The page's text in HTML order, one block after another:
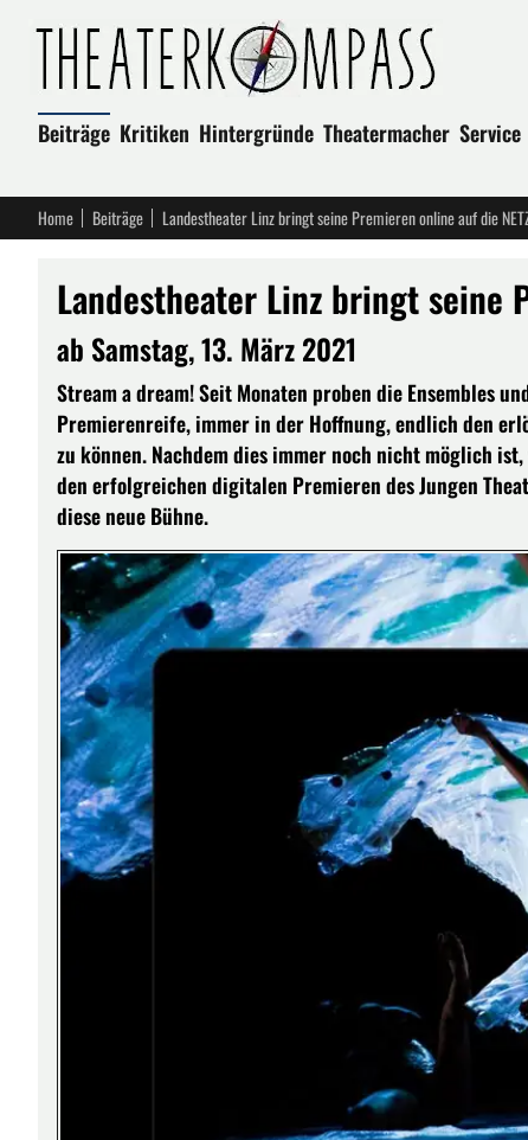
Beiträge Kritiken Hintergründe Theatermacher Service
Home Beiträge Landestheater Linz bringt seine Premieren online auf die
Landestheater Linz bringt seine
ab Samstag, 13. März 2021
Stream a dream! Seit Monaten proben die Ensembles
Premierenreife, immer in der Hoffnung, endlich den
zu können. Nachdem dies immer noch nicht möglich
den erfolgreichen digitalen Premieren des Jungen
diese neue Bühne.